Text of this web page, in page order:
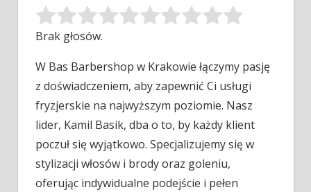
Brak głosów.
W Bas Barbershop w Krakowie łączymy pasję
z doświadczeniem, aby zapewnić Ci usługi
fryzjerskie na najwyższym poziomie. Nasz
lider, Kamil Basik, dba o to, by każdy klient
poczuł się wyjątkowo. Specjalizujemy się w
stylizacji włosów i brody oraz goleniu,
oferując indywidualne podejście i pełen